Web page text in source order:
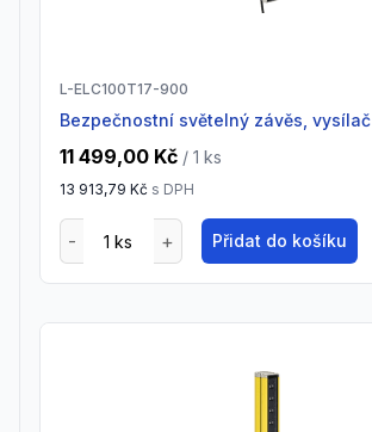
L-ELC100T17-900
Bezpečnostní světelný závěs, vysílač
11 499,00 Kč / 1 ks
13 913,79 Kč s DPH
Přidat do košíku